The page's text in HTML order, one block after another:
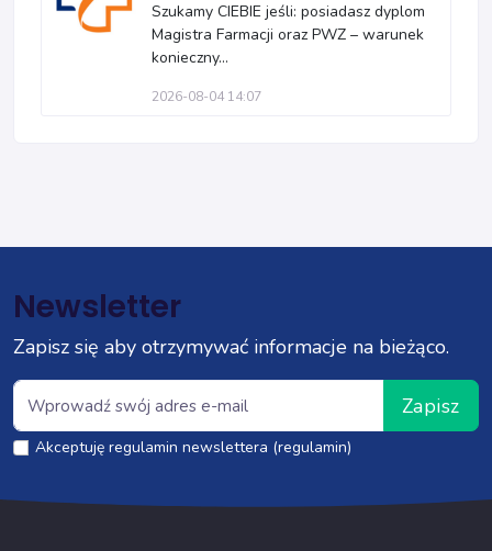
Szukamy CIEBIE jeśli: posiadasz dyplom
Magistra Farmacji oraz PWZ – warunek
konieczny...
2026-08-04 14:07
Newsletter
Zapisz się aby otrzymywać informacje na bieżąco.
Zapisz
Akceptuję regulamin newslettera (regulamin)